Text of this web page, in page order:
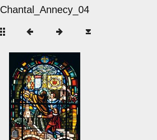
Chantal_Annecy_04